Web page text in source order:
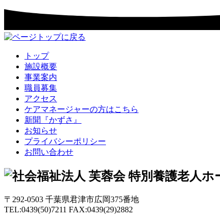
トップ
施設概要
事業案内
職員募集
アクセス
ケアマネージャーの方はこちら
新聞『かずさ』
お知らせ
プライバシーポリシー
お問い合わせ
〒292-0503 千葉県君津市広岡375番地
TEL:0439(50)7211 FAX:0439(29)2882